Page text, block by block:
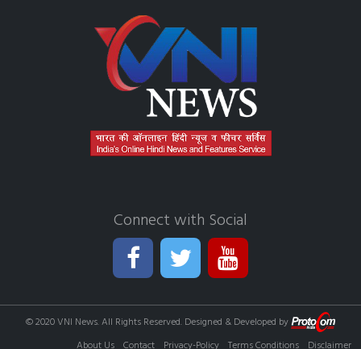
Connect with Social
© 2020 VNI News. All Rights Reserved. Designed & Developed by
About Us Contact Privacy-Policy Terms Conditions Disclaimer